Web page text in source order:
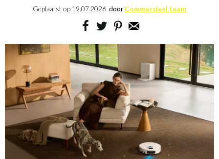
Geplaatst op 19.07.2026 door Commercieel team